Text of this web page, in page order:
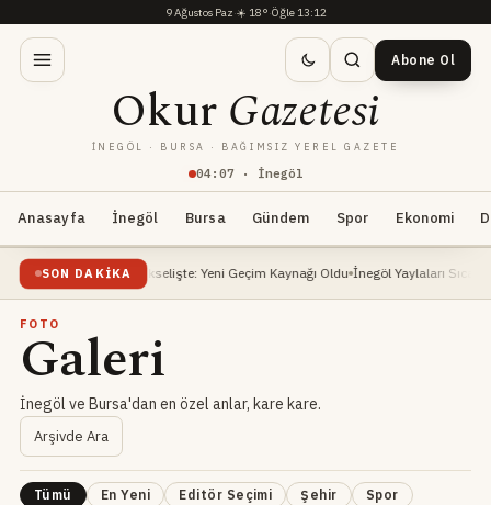
9 Ağustos Paz·☀️ 18°·Öğle 13:12
04: 07· İnegöl
OkurGazetesi
İNEGÖL · BURSA · BAĞIMSIZ YEREL GAZETE
Abone Ol
Anasayfa İnegöl Bursa Gündem Spor Ekonomi
SON DAKIKA
Faaliyetleri Yükselişte: Yeni Geçim Kaynağı Oldu İnegöl Yaylaları Sıcak
FOTO
Galeri
İnegöl ve Bursa'dan en özel anlar, kare kare.
Arşivde Ara
Tümü En Yeni Editör Seçimi Şehir
Spor